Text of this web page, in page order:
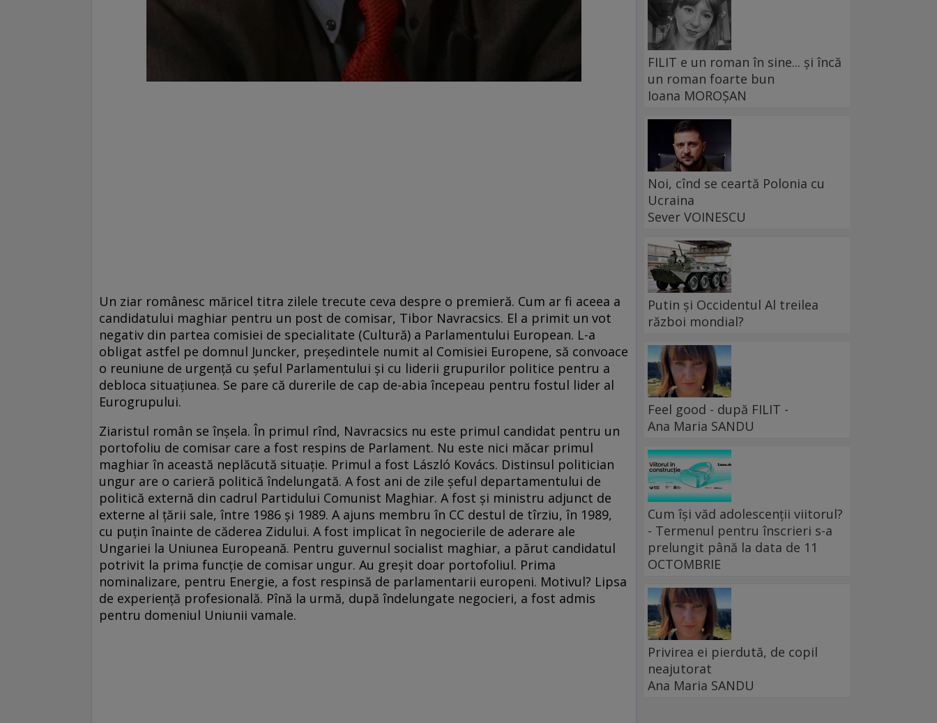
Un ziar românesc măricel titra zilele trecute ceva despre o premieră. Cum ar fi aceea a
candidatului maghiar pentru un post de comisar, Tibor Navracsics. El a primit un vot
negativ din partea comisiei de specialitate (Cultură) a Parlamentului European. L-a
obligat astfel pe domnul Juncker, preşedintele numit al Comisiei Europene, să convoace
o reuniune de urgenţă cu şeful Parlamentului şi cu liderii grupurilor politice pentru a
debloca situaţiunea. Se pare că durerile de cap de-abia începeau pentru fostul lider al
Eurogrupului.
Ziaristul român se înşela. În primul rînd, Navracsics nu este primul candidat pentru un
portofoliu de comisar care a fost respins de Parlament. Nu este nici măcar primul
maghiar în această neplăcută situaţie. Primul a fost László Kovács. Distinsul politician
ungur are o carieră politică îndelungată. A fost ani de zile şeful departamentului de
politică externă din cadrul Partidului Comunist Maghiar. A fost şi ministru adjunct de
externe al ţării sale, între 1986 şi 1989. A ajuns membru în CC destul de tîrziu, în 1989,
cu puţin înainte de căderea Zidului. A fost implicat în negocierile de aderare ale
Ungariei la Uniunea Europeană. Pentru guvernul socialist maghiar, a părut candidatul
potrivit la prima funcţie de comisar ungur. Au greşit doar portofoliul. Prima
nominalizare, pentru Energie, a fost respinsă de parlamentarii europeni. Motivul? Lipsa
de experienţă profesională. Pînă la urmă, după îndelungate negocieri, a fost admis
pentru domeniul Uniunii vamale.
FILIT e un roman în sine... și încă
un roman foarte bun
Ioana MOROȘAN
Noi, cînd se ceartă Polonia cu
Ucraina
Sever VOINESCU
Putin și Occidentul Al treilea
război mondial?
Feel good - după FILIT -
Ana Maria SANDU
Cum își văd adolescenții viitorul?
- Termenul pentru înscrieri s-a
prelungit până la data de 11
OCTOMBRIE
Privirea ei pierdută, de copil
neajutorat
Ana Maria SANDU